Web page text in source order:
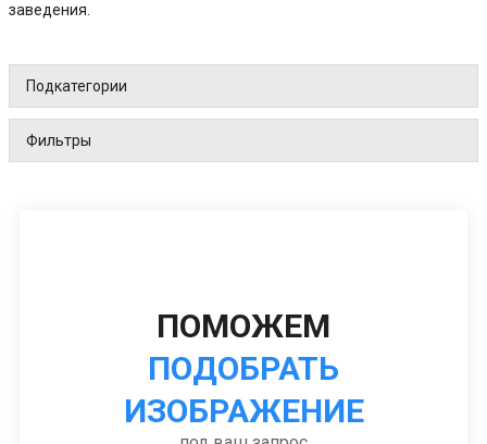
заведения.
Подкатегории
Фильтры
ПОМОЖЕМ
ПОДОБРАТЬ
ИЗОБРАЖЕНИЕ